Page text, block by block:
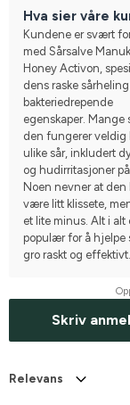
Hva sier våre
Kundene er svært
med Sårsalve
Honey Activon,
dens raske
bakteriedrepende
egenskaper. Mange
den fungerer veldig
ulike sår, inkludert
og hudirritasjoner
Noen nevner at den
være litt klissete,
et lite minus. Alt i alt
populær for å hjelpe
gro raskt og effektivt.
Skriv
Relevans